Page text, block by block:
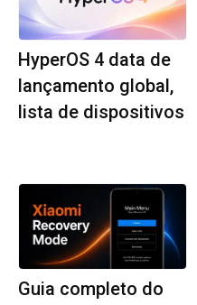
HyperOS 4 data de
lançamento global,
lista de dispositivos
Guia completo do